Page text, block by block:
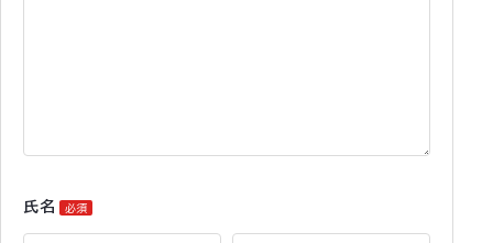
氏名 必須